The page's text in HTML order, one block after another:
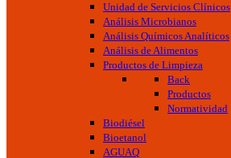
Unidad de Servicios Clínicos
Análisis Microbianos
Análisis Químicos Analíticos
Análisis de Alimentos
Productos de Limpieza
Back
Productos
Normatividad
Biodiésel
Bioetanol
AGUAQ